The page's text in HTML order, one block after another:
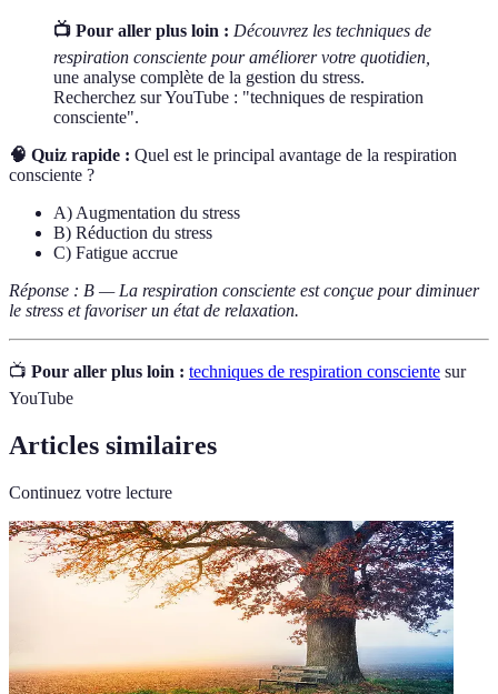
📺 Pour aller plus loin : Découvrez les techniques de
respiration consciente pour améliorer votre quotidien,
une analyse complète de la gestion du stress.
Recherchez sur YouTube : "techniques de respiration
consciente".
🧠 Quiz rapide : Quel est le principal avantage de la respiration
consciente ?
A) Augmentation du stress
B) Réduction du stress
C) Fatigue accrue
Réponse : B — La respiration consciente est conçue pour diminuer
le stress et favoriser un état de relaxation.
📺 Pour aller plus loin : techniques de respiration consciente sur
YouTube
Articles similaires
Continuez votre lecture